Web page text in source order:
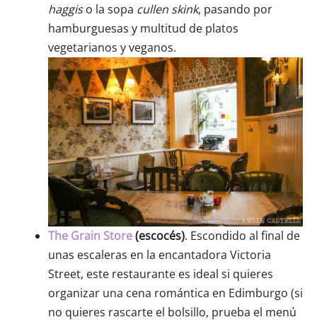
haggiso la sopa cullen skink, pasando por
hamburguesas y multitud de platos
vegetarianos y veganos.
The Grain Store(escocés). Escondido al final de
unas escaleras en la encantadora Victoria
Street, este restaurante es ideal si quieres
organizar una cena romántica en Edimburgo (si
no quieres rascarte el bolsillo, prueba el menú